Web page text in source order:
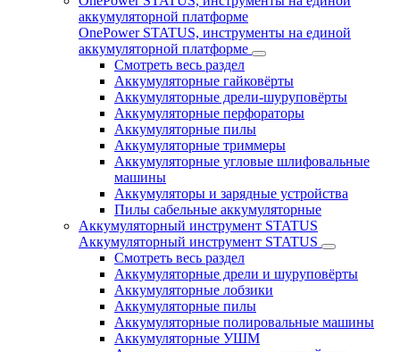
аккумуляторной платформе
OnePower STATUS, инструменты на единой
аккумуляторной платформе
Смотреть весь раздел
Аккумуляторные гайковёрты
Аккумуляторные дрели-шуруповёрты
Аккумуляторные перфораторы
Аккумуляторные пилы
Аккумуляторные триммеры
Аккумуляторные угловые шлифовальные
машины
Аккумуляторы и зарядные устройства
Пилы сабельные аккумуляторные
Аккумуляторный инструмент STATUS
Аккумуляторный инструмент STATUS
Смотреть весь раздел
Аккумуляторные дрели и шуруповёрты
Аккумуляторные лобзики
Аккумуляторные пилы
Аккумуляторные полировальные машины
Аккумуляторные УШМ